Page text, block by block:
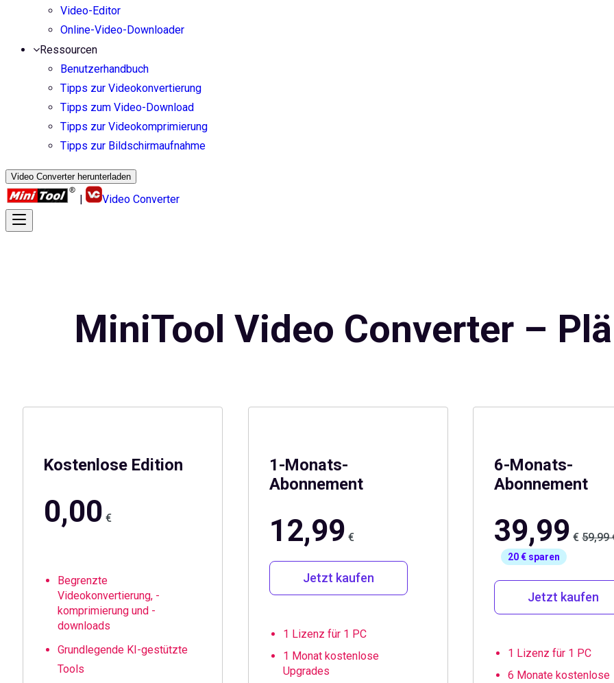
Video-Editor
Online-Video-Downloader
Ressourcen
Benutzerhandbuch
Tipps zur Videokonvertierung
Tipps zum Video-Download
Tipps zur Videokomprimierung
Tipps zur Bildschirmaufnahme
Video Converter herunterladen
| Video Converter
MiniTool Video Converter –
Kostenlose Edition
0,00 €
Begrenzte
Videokonvertierung, -
komprimierung und -
downloads
Grundlegende KI-gestützte
Tools
1-Monats-
Abonnement
12,99 €
Jetzt kaufen
1 Lizenz für 1 PC
1 Monat kostenlose
Upgrades
6-Monats-
Abonnement
39,99 €59,99
20 € sparen
Jetzt kaufen
1 Lizenz für 1 PC
6 Monate kostenlose